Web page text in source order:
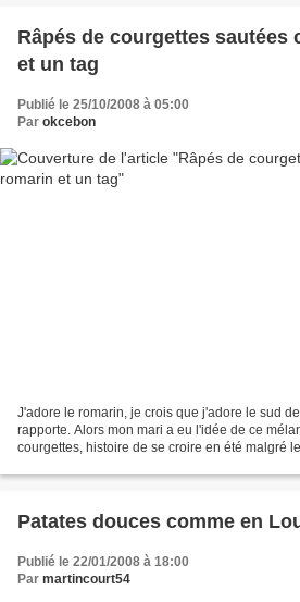
Râpés de courgettes sautées
et un tag
Publié le 25/10/2008 à 05:00
Par okcebon
J'adore le romarin, je crois que j'adore le sud
rapporte. Alors mon mari a eu l'idée de ce
courgettes, histoire de se croire en été malgré
Patates douces comme en
Publié le 22/01/2008 à 18:00
Par martincourt54